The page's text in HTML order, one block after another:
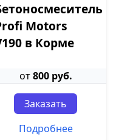
Motors
в Корме
от800 руб.
Заказать
Подробнее